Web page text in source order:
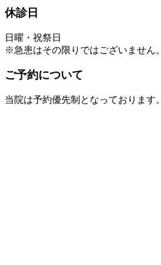
休診日
日曜・祝祭日
※急患はその限りではございません。
ご予約について
当院は予約優先制となっております。